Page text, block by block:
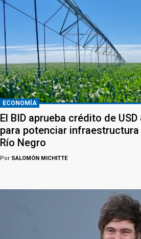
ECONOMÍA
El BID aprueba crédito de
para potenciar
Río Negro
Por SALOMÓN MICHITTE